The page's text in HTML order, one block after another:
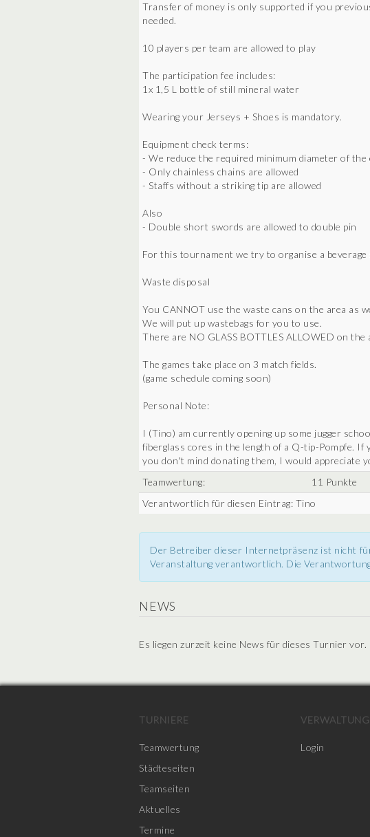
Transfer of money is only supported if you
needed.
10 players per team are allowed to play
The participation fee includes:
1x 1,5 L bottle of still mineral water
Wearing your Jerseys + Shoes is mandatory.
Equipment check terms:
- We reduce the required minimum diameter of
- Only chainless chains are allowed
- Staffs without a striking tip are allowed
Also
- Double short swords are allowed to double pin
For this tournament we try to organise a beverage
Waste disposal
You CANNOT use the waste cans on the area as
We will put up wastebags for you to use.
There are NO GLASS BOTTLES ALLOWED on the
The games take place on 3 match fields.
(game schedule coming soon)
Personal Note:
I (Tino) am currently opening up some jugger
fiberglass cores in the length of a Q-tip-Pompfe. If
you don't mind donating them, I would appreciate
Teamwertung:
11 Punkte
Verantwortlich für diesen Eintrag: Tino
Der Betreiber dieser Internetpräsenz ist nicht
Veranstaltung verantwortlich. Die
NEWS
Es liegen zurzeit keine News für dieses Turnier vor.
TURNIERE
Teamwertung
Städteseiten
Teamseiten
Aktuelles
Termine
VERWALTUNG
Login